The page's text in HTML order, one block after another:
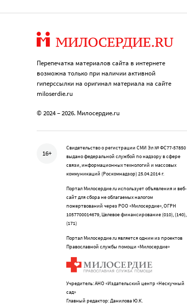
Перепечатка материалов сайта в интернете
возможна только при наличии активной
гиперссылки на оригинал материала на сайте
miloserdie.ru
© 2024 – 2026. Милосердие.ru
16+
Свидетельство о регистрации СМИ Эл № ФС77-57850
выдано федеральной службой по надзору в сфере
связи, информационных технологий и массовых
коммуникаций (Роскомнадзор) 25.04.2014 г.
Портал Милосердие.ru использует объявления и веб-
сайт для сбора не облагаемых налогом
пожертвований через РОО «Милосердие», ОГРН
1057700014679, Целевое финансирование (010), (140),
(171)
Портал Милосердие.ru является одним из проектов
Православной службы помощи «Милосердие»
Учредитель: АНО «Издательский центр «Нескучный
сад»
Главный редактор: Данилова Ю.К.